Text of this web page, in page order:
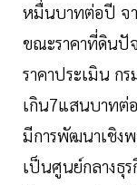
หมื่นบาทต่อปี จา
ขณะราคาที่ดินปั
ราคาประเมิน ก
เกิน7แสนบาทต่
มีการพัฒนาเชิง
เป็นศูนย์กลางธุ